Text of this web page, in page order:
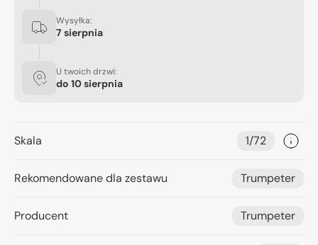
Wysyłka:
7 sierpnia
U twoich drzwi:
do 10 sierpnia
Skala 1/72
Rekomendowane dla zestawu Trumpeter
Producent Trumpeter